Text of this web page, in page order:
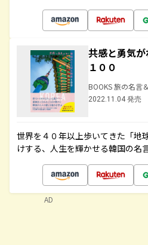
共感と勇気
１００
BOOKS 旅の名言
2022.11.04 発売
世界を４０年以上歩いてきた「地
けする、人生を輝かせる韓国の名
AD